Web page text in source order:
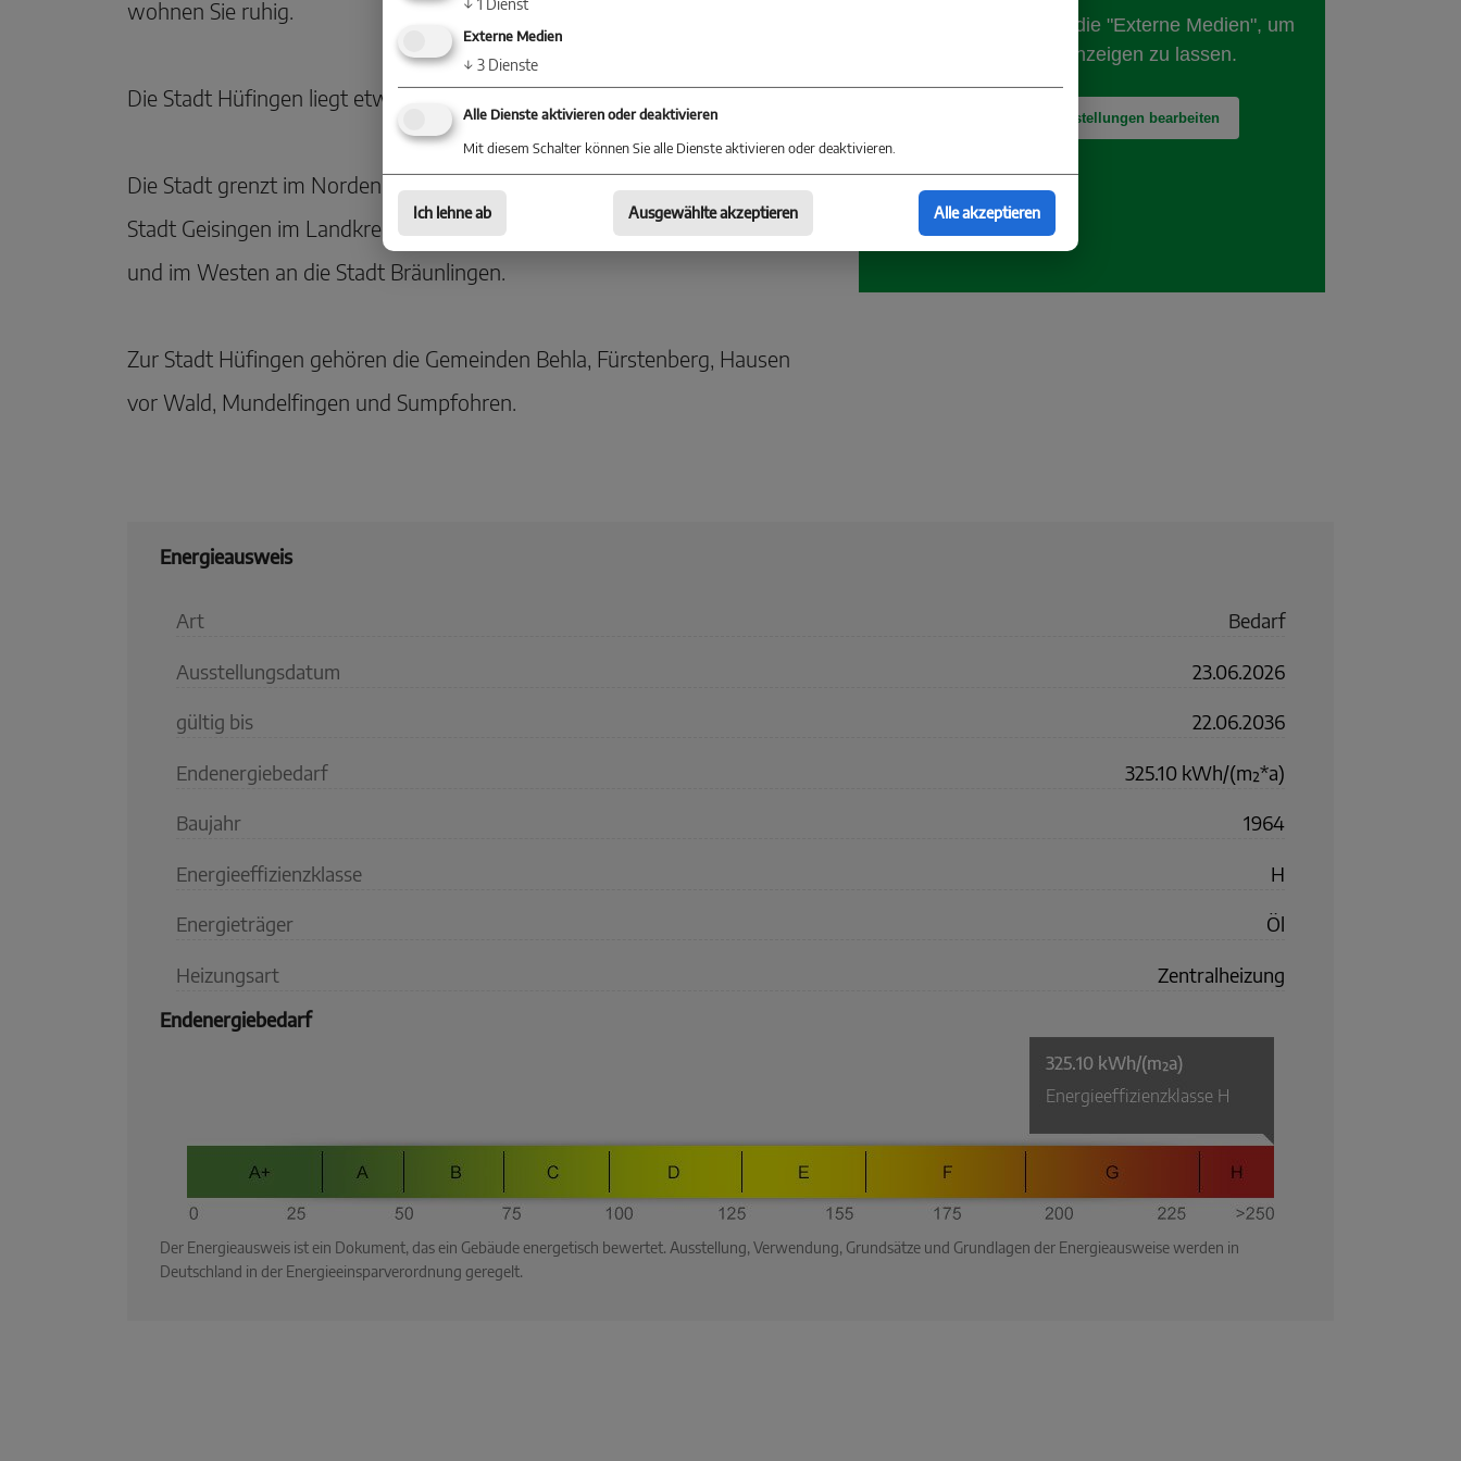
wohnen Sie ruhig.
Die Stadt Hüfingen liegt etwa 4 km südlich von Donaueschingen.
Die Stadt grenzt im Norden an die Stadt Donaueschingen, im Osten an die
Stadt Geisingen im Landkreis Tuttlingen, im Süden an die Stadt Blumberg
und im Westen an die Stadt Bräunlingen.
Zur Stadt Hüfingen gehören die Gemeinden Behla, Fürstenberg, Hausen
vor Wald, Mundelfingen und Sumpfohren.
Energieausweis
Art Bedarf
Ausstellungsdatum 23.06.2026
gültig bis 22.06.2036
Endenergiebedarf 325.10 kWh/(m²*a)
Baujahr 1964
Energieeffizienzklasse H
Energieträger Öl
Heizungsart Zentralheizung
Endenergiebedarf
Der Energieausweis ist ein Dokument, das ein Gebäude energetisch bewertet. Ausstellung, Verwendung, Grundsätze und Grundlagen der Energieausweise werden in
Deutschland in der Energieeinsparverordnung geregelt.
Externe Medien
↓ 3 Dienste
Alle Dienste aktivieren oder deaktivieren
Mit diesem Schalter können Sie alle Dienste aktivieren oder deaktivieren.
Ich lehne ab Ausgewählte akzeptieren Alle akzeptieren